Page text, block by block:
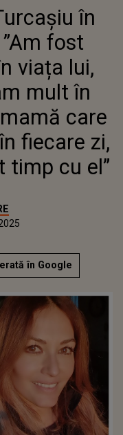
”AM FOST
ÎN VIAȚA
DACĂ PLECAM
AM FOST O
A FĂCUT LECȚII
ZI, CARE
MULT TIMP CU EL”
în
fost
viața lui,
mult în
care
fiecare zi,
timp cu el”
în Google